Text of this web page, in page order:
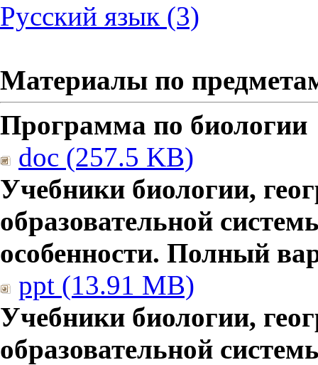
Русский язык (3)
Материалы по
Программа по биологии
doc (257.5 KB)
Учебники биологии,
образовательной
особенности. Полный
ppt (13.91 MB)
Учебники биологии,
образовательной